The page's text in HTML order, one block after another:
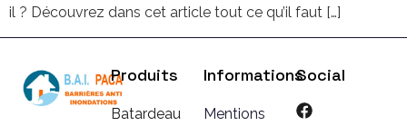
il ? Découvrez dans cet article tout ce qu’il faut […]
Produits
Batardeau
Informations
Mentions
Social